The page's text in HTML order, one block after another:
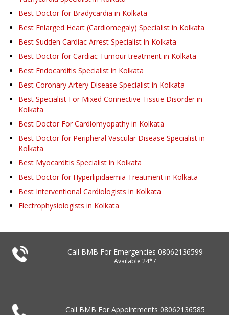
Best Doctor for Bradycardia in Kolkata
Best Enlarged Heart (Cardiomegaly) Specialist in Kolkata
Best Sudden Cardiac Arrest Specialist in Kolkata
Best Doctor for Cardiac Tumour treatment in Kolkata
Best Endocarditis Specialist in Kolkata
Best Coronary Artery Disease Specialist in Kolkata
Best Specialist For Mixed Connective Tissue Disorder in
Kolkata
Best Doctor For Cardiomyopathy in Kolkata
Best Doctor for Peripheral Vascular Disease Specialist in
Kolkata
Best Myocarditis Specialist in Kolkata
Best Doctor for Hyperlipidaemia Treatment in Kolkata
Best Interventional Cardiologists in Kolkata
Electrophysiologists in Kolkata
Call BMB For Emergencies 08062136599
Available 24*7
Call BMB For Appointments 08062136585